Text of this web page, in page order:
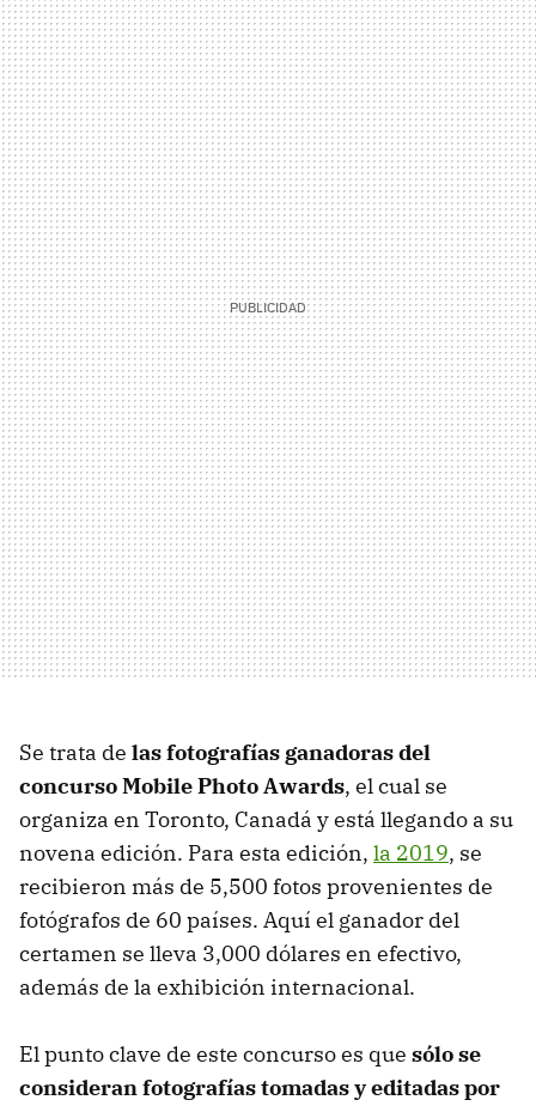
Se trata de las fotografías ganadoras del
concurso Mobile Photo Awards, el cual se
organiza en Toronto, Canadá y está llegando a su
novena edición. Para esta edición, la 2019, se
recibieron más de 5,500 fotos provenientes de
fotógrafos de 60 países. Aquí el ganador del
certamen se lleva 3,000 dólares en efectivo,
además de la exhibición internacional.
El punto clave de este concurso es que sólo se
consideran fotografías tomadas y editadas por